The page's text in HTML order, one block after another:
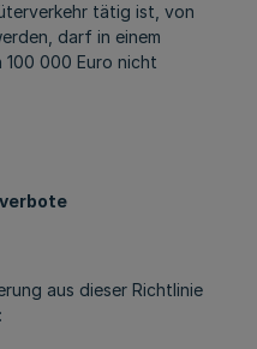
tätig ist, von
darf in einem
100 000 Euro nicht
aus dieser Richtlinie